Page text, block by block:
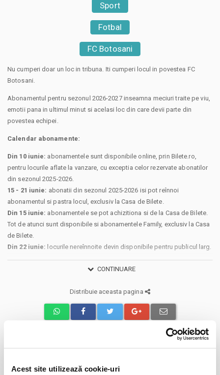
Acest site utilizează cookie-uri
Sport
Fotbal
FC Botosani
Nu cumperi doar un loc in tribuna. Iti cumperi locul in povestea FC
Botosani.
Abonamentul pentru sezonul 2026-2027 inseamna meciuri traite pe viu,
emotii pana in ultimul minut si acelasi loc din care devii parte din
povestea echipei.
Calendar abonamente:
Din 10 iunie: abonamentele sunt disponibile online, prin Bilete.ro,
pentru locurile aflate la vanzare, cu exceptia celor rezervate abonatilor
din sezonul 2025-2026.
15 - 21 iunie: abonatii din sezonul 2025-2026 isi pot reînnoi
abonamentul si pastra locul, exclusiv la Casa de Bilete.
Din 15 iunie: abonamentele se pot achizitiona si de la Casa de Bilete.
Tot de atunci sunt disponibile si abonamentele Family, exclusiv la Casa
de Bilete.
Din 22 iunie: locurile nereînnoite devin disponibile pentru publicul larg.
SuperLiga si Cupa Romaniei.
Format abonament:
E-ticket sau card fizic. Pentru cardul de abonat se percepe o taxa de 10
CONTINUARE
Distribuie aceasta pagina